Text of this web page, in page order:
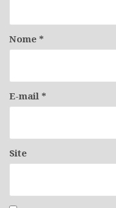
Nome *
E-mail *
Site